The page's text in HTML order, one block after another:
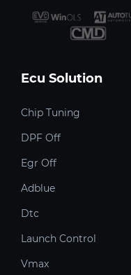
Ecu Solution
Chip Tuning
DPF Off
Egr Off
Adblue
Dtc
Launch Control
Vmax